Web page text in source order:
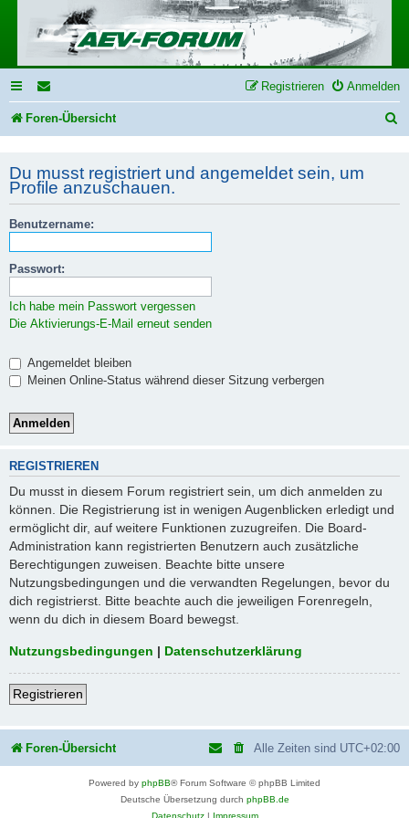
Anmelden
Registrieren
Foren-Übersicht
Du musst registriert und angemeldet sein, um
Profile anzuschauen.
Benutzername:
Passwort:
Ich habe mein Passwort vergessen
Die Aktivierungs-E-Mail erneut senden
Angemeldet bleiben
Meinen Online-Status während dieser Sitzung verbergen
REGISTRIEREN
Du musst in diesem Forum registriert sein, um dich anmelden zu
können. Die Registrierung ist in wenigen Augenblicken erledigt und
ermöglicht dir, auf weitere Funktionen zuzugreifen. Die Board-
Administration kann registrierten Benutzern auch zusätzliche
Berechtigungen zuweisen. Beachte bitte unsere
Nutzungsbedingungen und die verwandten Regelungen, bevor du
dich registrierst. Bitte beachte auch die jeweiligen Forenregeln,
wenn du dich in diesem Board bewegst.
Nutzungsbedingungen | Datenschutzerklärung
Registrieren
Foren-Übersicht Alle Zeiten sind UTC+02:00
Powered by phpBB® Forum Software © phpBB Limited
Deutsche Übersetzung durch phpBB.de
Datenschutz| Impressum